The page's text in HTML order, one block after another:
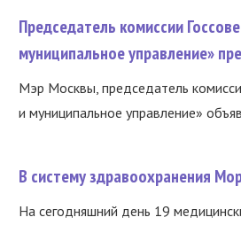
Председатель комиссии
муниципальное управление»
Мэр Москвы, председатель
и муниципальное управление»
В систему здравоохранения
На сегодняшний день 19